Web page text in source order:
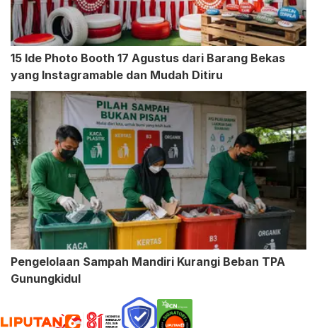
15 Ide Photo Booth 17 Agustus dari Barang Bekas
yang Instagramable dan Mudah Ditiru
Pengelolaan Sampah Mandiri Kurangi Beban TPA
Gunungkidul